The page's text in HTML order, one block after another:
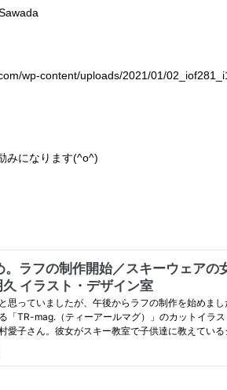
みになります(^o^)